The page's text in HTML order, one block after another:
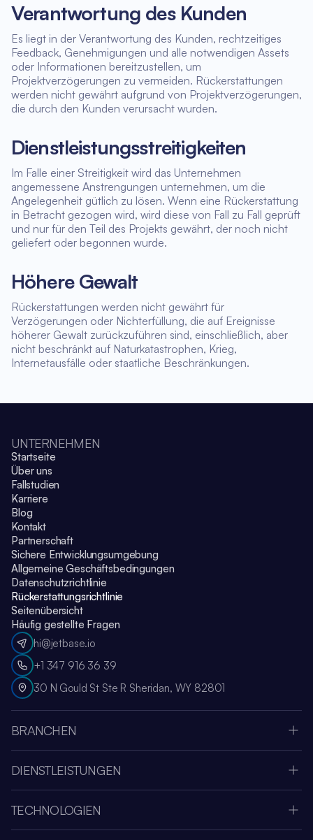
Verantwortung des Kunden
Es liegt in der Verantwortung des Kunden, rechtzeitiges
Feedback, Genehmigungen und alle notwendigen Assets
oder Informationen bereitzustellen, um
Projektverzögerungen zu vermeiden. Rückerstattungen
werden nicht gewährt aufgrund von Projektverzögerungen,
die durch den Kunden verursacht wurden.
Dienstleistungsstreitigkeiten
Im Falle einer Streitigkeit wird das Unternehmen
angemessene Anstrengungen unternehmen, um die
Angelegenheit gütlich zu lösen. Wenn eine Rückerstattung
in Betracht gezogen wird, wird diese von Fall zu Fall geprüft
und nur für den Teil des Projekts gewährt, der noch nicht
geliefert oder begonnen wurde.
Höhere Gewalt
Rückerstattungen werden nicht gewährt für
Verzögerungen oder Nichterfüllung, die auf Ereignisse
höherer Gewalt zurückzuführen sind, einschließlich, aber
nicht beschränkt auf Naturkatastrophen, Krieg,
Internetausfälle oder staatliche Beschränkungen.
UNTERNEHMEN
Startseite
Über uns
Fallstudien
Karriere
Blog
Kontakt
Partnerschaft
Sichere Entwicklungsumgebung
Allgemeine Geschäftsbedingungen
Datenschutzrichtlinie
Rückerstattungsrichtlinie
Seitenübersicht
Häufig gestellte Fragen
hi@jetbase.io
+1 347 916 36 39
30 N Gould St Ste R Sheridan, WY 82801
BRANCHEN
Sportanwendung
Medien & Unterhaltung
Gesundheitswesen
Amazon Web Services
DIENSTLEISTUNGEN
UI- & UX-Design
Cloud-Migration
TECHNOLOGIEN